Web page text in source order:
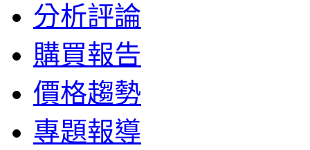
分析評論
購買報告
價格趨勢
專題報導